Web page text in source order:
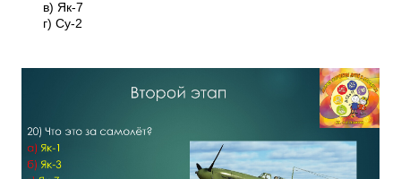
в) Як-7
г) Су-2